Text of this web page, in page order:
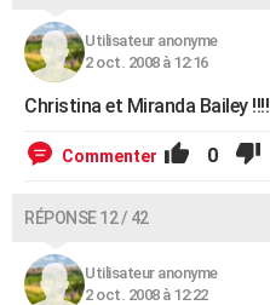
Utilisateur anonyme
2 oct. 2008 à 12:16
Christina et Miranda Bailey !!!!
Commenter 0
RÉPONSE 12 / 42
Utilisateur anonyme
2 oct. 2008 à 12:22